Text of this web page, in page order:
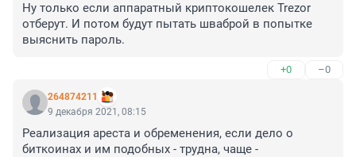
Ну только если аппаратный криптокошелек Trezor
отберут. И потом будут пытать шваброй в попытке
выяснить пароль.
+0 –0
264874211
9 декабря 2021, 08:15
Реализация ареста и обременения, если дело о
биткоинах и им подобных - трудна, чаще -